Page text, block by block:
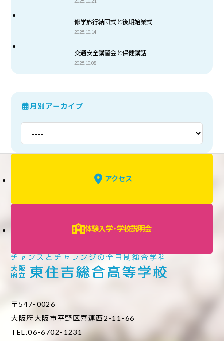
修学旅行結団式と後期始業式
2025.10.14
交通安全講習会と保健講話
2025.10.08
月別アーカイブ
アクセス
体験入学・学校説明会
〒547-0026
大阪府大阪市平野区喜連西2-11-66
TEL.06-6702-1231